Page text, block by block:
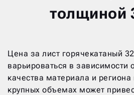
толщиной
Цена за лист горячекатаный
варьироваться в зависимости
качества материала и региона
крупных объемах может